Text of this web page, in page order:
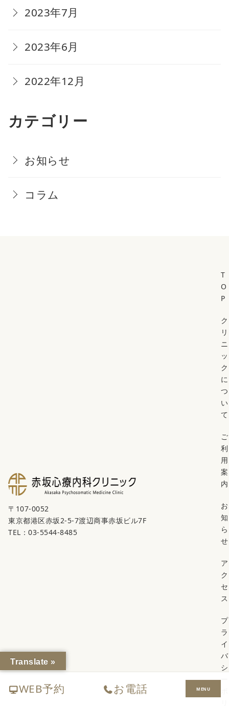
2023年7月
2023年6月
2022年12月
カテゴリー
お知らせ
コラム
〒107-0052
東京都港区赤坂2-5-7渡辺商事赤坂ビル7F
TEL：03-5544-8485
T
O
P
ク
リ
ニ
ッ
ク
に
つ
い
て
ご
利
用
案
内
お
知
ら
せ
ア
ク
セ
ス
プ
ラ
イ
バ
シ
WEB予約 お電話 MENU
Translate »